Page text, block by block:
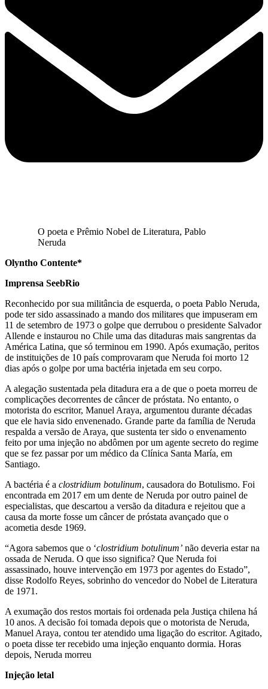
O poeta e Prêmio Nobel de Literatura, Pablo
Neruda
Olyntho Contente*
Imprensa SeebRio
Reconhecido por sua militância de esquerda, o poeta Pablo Neruda,
pode ter sido assassinado a mando dos militares que impuseram em
11 de setembro de 1973 o golpe que derrubou o presidente Salvador
Allende e instaurou no Chile uma das ditaduras mais sangrentas da
América Latina, que só terminou em 1990. Após exumação, peritos
de instituições de 10 país comprovaram que Neruda foi morto 12
dias após o golpe por uma bactéria injetada em seu corpo.
A alegação sustentada pela ditadura era a de que o poeta morreu de
complicações decorrentes de câncer de próstata. No entanto, o
motorista do escritor, Manuel Araya, argumentou durante décadas
que ele havia sido envenenado. Grande parte da família de Neruda
respalda a versão de Araya, que sustenta ter sido o envenamento
feito por uma injeção no abdômen por um agente secreto do regime
que se fez passar por um médico da Clínica Santa María, em
Santiago.
A bactéria é a clostridium botulinum, causadora do Botulismo. Foi
encontrada em 2017 em um dente de Neruda por outro painel de
especialistas, que descartou a versão da ditadura e rejeitou que a
causa da morte fosse um câncer de próstata avançado que o
acometia desde 1969.
“Agora sabemos que o ‘clostridium botulinum’ não deveria estar na
ossada de Neruda. O que isso significa? Que Neruda foi
assassinado, houve intervenção em 1973 por agentes do Estado”,
disse Rodolfo Reyes, sobrinho do vencedor do Nobel de Literatura
de 1971.
A exumação dos restos mortais foi ordenada pela Justiça chilena há
10 anos. A decisão foi tomada depois que o motorista de Neruda,
Manuel Araya, contou ter atendido uma ligação do escritor. Agitado,
o poeta disse ter recebido uma injeção enquanto dormia. Horas
depois, Neruda morreu
Injeção letal